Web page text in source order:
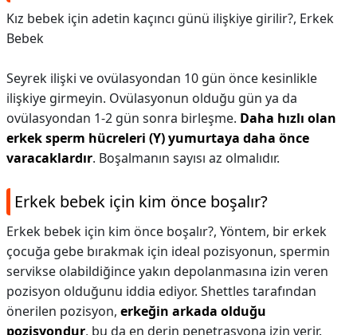
Kız bebek için adetin kaçıncı günü ilişkiye girilir?, Erkek
Bebek
Seyrek ilişki ve ovülasyondan 10 gün önce kesinlikle
ilişkiye girmeyin. Ovülasyonun olduğu gün ya da
ovülasyondan 1-2 gün sonra birleşme. Daha hızlı olan
erkek sperm hücreleri (Y) yumurtaya daha önce
varacaklardır. Boşalmanın sayısı az olmalıdır.
Erkek bebek için kim önce boşalır?
Erkek bebek için kim önce boşalır?, Yöntem, bir erkek
çocuğa gebe bırakmak için ideal pozisyonun, spermin
servikse olabildiğince yakın depolanmasına izin veren
pozisyon olduğunu iddia ediyor. Shettles tarafından
önerilen pozisyon, erkeğin arkada olduğu
pozisyondur, bu da en derin penetrasyona izin verir.